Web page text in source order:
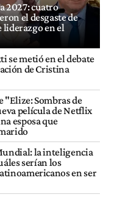
2027: cuatro
el desgaste de
liderazgo en el
se metió en el debate
de Cristina
"Elize: Sombras de
película de Netflix
esposa que
la inteligencia
serían los
en ser